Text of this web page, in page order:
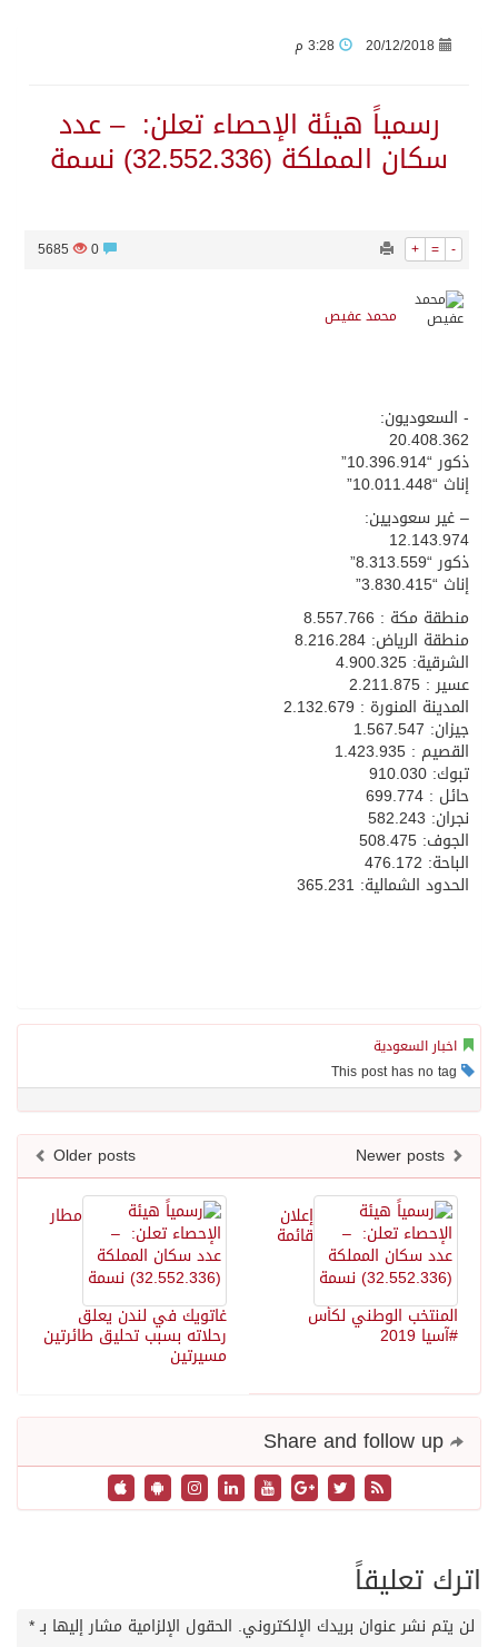
20/12/2018
رسمياً هيئة الإحصاء تعلن:‏ ‏ – عدد
سكان المملكة (32.552.336) نسمة
+ = -
5685
محمد عفيص
‏- السعوديون:
20.408.362
ذكور “10.396.914”
إناث “10.011.448”
– غير سعوديين:
12.143.974
ذكور “8.313.559”
إناث “3.830.415”
منطقة مكة : 8.557.766
منطقة الرياض: 8.216.284
الشرقية: 4.900.325
عسير : 2.211.875
المدينة المنورة : 2.132.679
جيزان: 1.567.547
القصيم : 1.423.935
تبوك: 910.030
حائل : 699.774
نجران: 582.243
الجوف: 508.475
الباحة: 476.172
الحدود الشمالية: 365.231
اخبار السعودية
Older posts
مطار
غاتويك في لندن يعلق
رحلاته بسبب تحليق طائرتين
مسيرتين
إعلان
قائمة
المنتخب الوطني لكأس
#آسيا 2019
اترك تعليقاً
لن يتم نشر عنوان بريدك الإلكتروني. الحقول الإلزامية مشار إليها بـ*